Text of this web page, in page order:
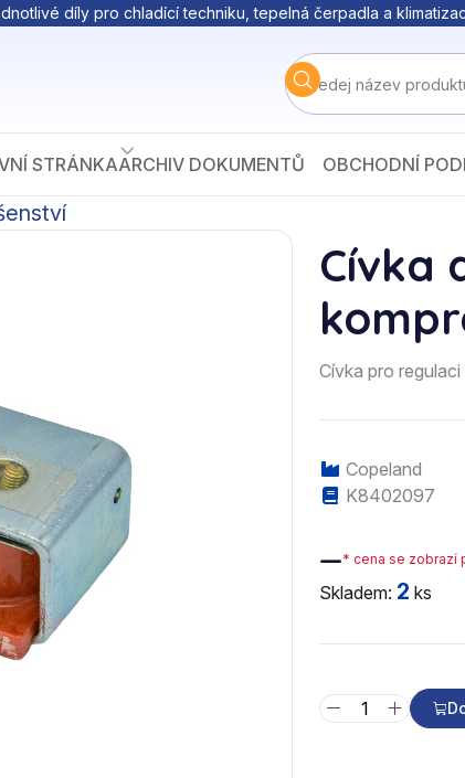
díly pro chladící techniku, tepelná čerpadla a
STRÁNKAARCHIV DOKUMENTŮ OBCHODNÍ
Cívka
Cívka pro
Copeland
K8402097
—* cena se zobrazí
Skladem: 2 ks